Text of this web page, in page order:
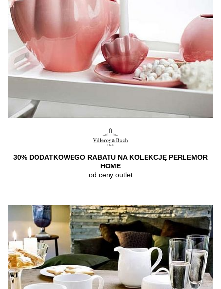
30% DODATKOWEGO RABATU NA KOLEKCJĘ PERLEMOR
HOME
od ceny outlet